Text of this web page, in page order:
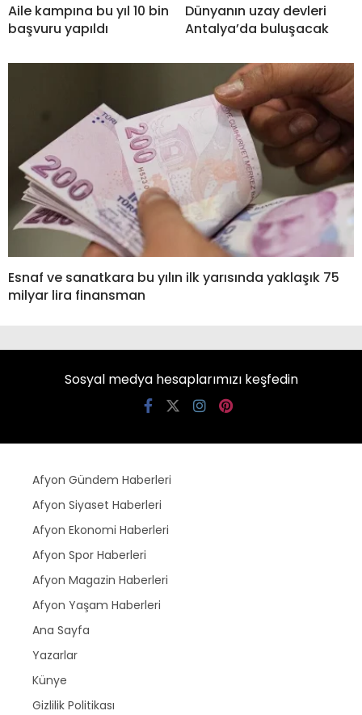
Aile kampına bu yıl 10 bin
başvuru yapıldı
Dünyanın uzay devleri
Antalya’da buluşacak
Esnaf ve sanatkara bu yılın ilk yarısında yaklaşık 75
milyar lira finansman
Sosyal medya hesaplarımızı keşfedin
Afyon Gündem Haberleri
Afyon Siyaset Haberleri
Afyon Ekonomi Haberleri
Afyon Spor Haberleri
Afyon Magazin Haberleri
Afyon Yaşam Haberleri
Ana Sayfa
Yazarlar
Künye
Gizlilik Politikası